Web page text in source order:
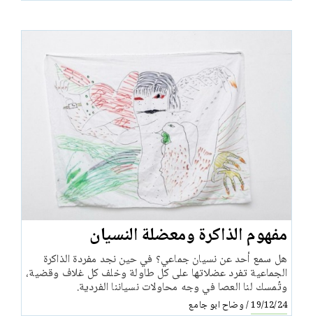
مفهوم الذاكرة ومعضلة النسيان
هل سمع أحد عن نسيان جماعي؟ في حين نجد مفردة الذاكرة
الجماعية تفرد عضلاتها على كل طاولة وخلف كل غلاف وقضية،
وتُمسك لنا العصا في وجه محاولات نسياننا الفردية.
19/12/24
/وضاح ابو جامع